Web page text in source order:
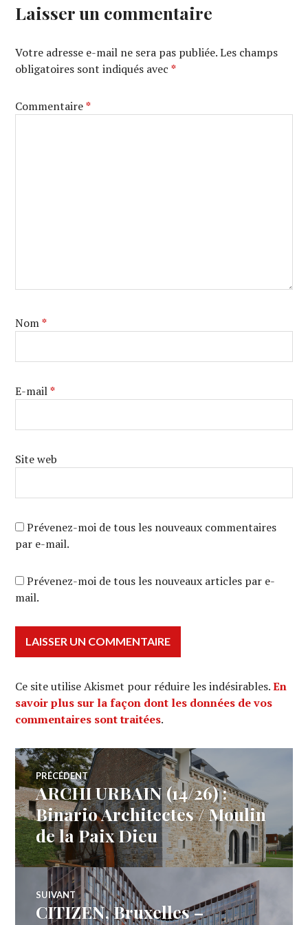
Laisser un commentaire
Votre adresse e-mail ne sera pas publiée. Les champs
obligatoires sont indiqués avec*
Commentaire*
Nom*
E-mail*
Site web
Prévenez-moi de tous les nouveaux commentaires
par e-mail.
Prévenez-moi de tous les nouveaux articles par e-
mail.
Ce site utilise Akismet pour réduire les indésirables.En
savoir plus sur la façon dont les données de vos
commentaires sont traitées.
Navigation
de
l’article
PRÉCÉDENT
Article
précédent :
ARCHI URBAIN (14/26) :
Binario Architectes / Moulin
de la Paix Dieu
SUIVANT
Article
CITIZEN, Bruxelles –